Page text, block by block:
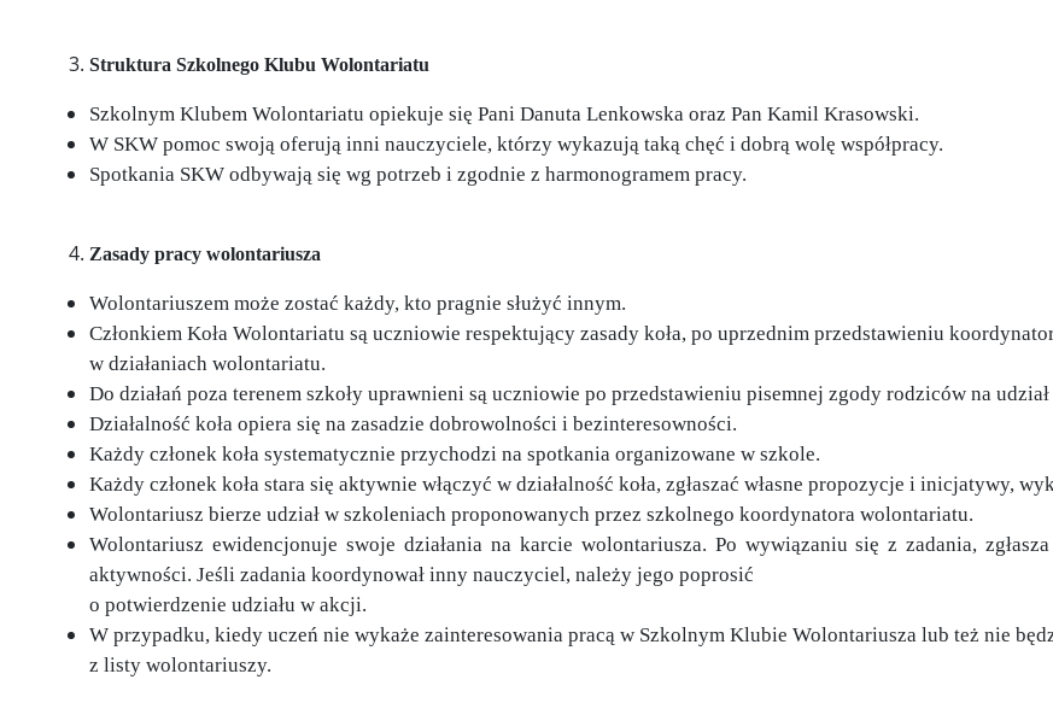
Struktura Szkolnego Klubu Wolontariatu
Szkolnym Klubem Wolontariatu opiekuje się Pani Danuta Lenkowska oraz Pan Kamil Krasowski.
W SKW pomoc swoją oferują inni nauczyciele, którzy wykazują taką chęć i dobrą wolę współpracy.
Spotkania SKW odbywają się wg potrzeb i zgodnie z harmonogramem pracy.
Zasady pracy wolontariusza
Wolontariuszem może zostać każdy, kto pragnie służyć innym.
Członkiem Koła Wolontariatu są uczniowie respektujący zasady koła, po uprzednim przedstawieniu
w działaniach wolontariatu.
Do działań poza terenem szkoły uprawnieni są uczniowie po przedstawieniu pisemnej zgody rodziców na
Działalność koła opiera się na zasadzie dobrowolności i bezinteresowności.
Każdy członek koła systematycznie przychodzi na spotkania organizowane w szkole.
Każdy członek koła stara się aktywnie włączyć w działalność koła, zgłaszać własne propozycje i inicjatywy,
Wolontariusz bierze udział w szkoleniach proponowanych przez szkolnego koordynatora wolontariatu.
Wolontariusz ewidencjonuje swoje działania na karcie wolontariusza. Po wywiązaniu się z zadania,
aktywności. Jeśli zadania koordynował inny nauczyciel, należy jego poprosić
o potwierdzenie udziału w akcji.
W przypadku, kiedy uczeń nie wykaże zainteresowania pracą w Szkolnym Klubie Wolontariusza lub też nie
z listy wolontariuszy.